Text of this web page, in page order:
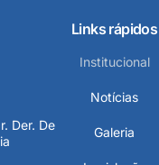
Der. De
Links rápidos
Institucional
Notícias
Galeria